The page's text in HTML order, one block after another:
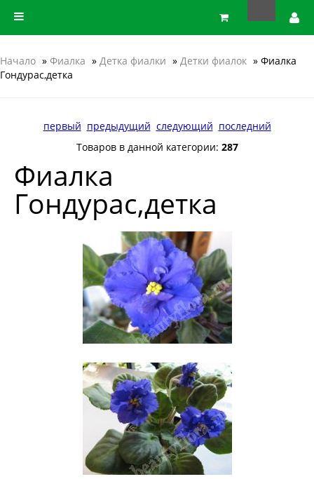
Начало » Фиалка » Детка фиалки » Детки фиалок » Фиалка
Гондурас,детка
первый предыдущий следующий последний
Товаров в данной категории: 287
Фиалка
Гондурас,детка